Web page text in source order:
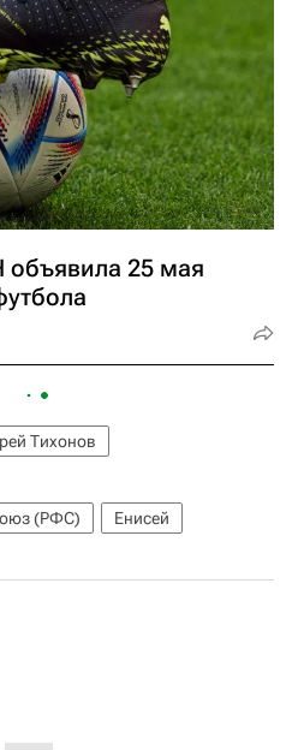
25 мая
Тихонов
(РФС)
Енисей